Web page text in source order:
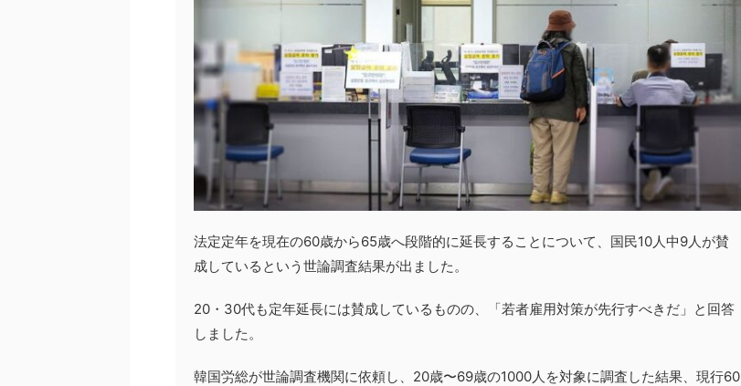
法定定年を現在の60歳から65歳へ段階的に延長することについて、国民10人中9人が賛
成しているという世論調査結果が出ました。
20・30代も定年延長には賛成しているものの、「若者雇用対策が先行すべきだ」と回答
しました。
韓国労総が世論調査機関に依頼し、20歳〜69歳の1000人を対象に調査した結果、現行60